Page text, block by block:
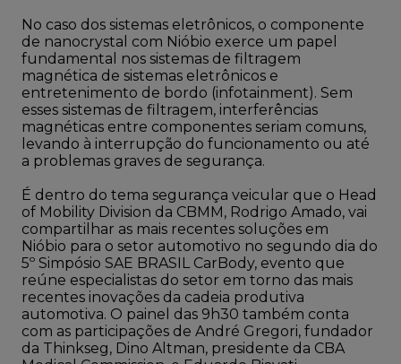
No caso dos sistemas eletrônicos, o componente
de nanocrystal com Nióbio exerce um papel
fundamental nos sistemas de filtragem
magnética de sistemas eletrônicos e
entretenimento de bordo (infotainment). Sem
esses sistemas de filtragem, interferências
magnéticas entre componentes seriam comuns,
levando à interrupção do funcionamento ou até
a problemas graves de segurança.
É dentro do tema segurança veicular que o Head
of Mobility Division da CBMM, Rodrigo Amado, vai
compartilhar as mais recentes soluções em
Nióbio para o setor automotivo no segundo dia do
5º Simpósio SAE BRASIL CarBody, evento que
reúne especialistas do setor em torno das mais
recentes inovações da cadeia produtiva
automotiva. O painel das 9h30 também conta
com as participações de André Gregori, fundador
da Thinkseg, Dino Altman, presidente da CBA